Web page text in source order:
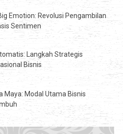
Emotion: Revolusi Pengambilan
Sentimen
Langkah Strategis
Bisnis
Maya: Modal Utama Bisnis